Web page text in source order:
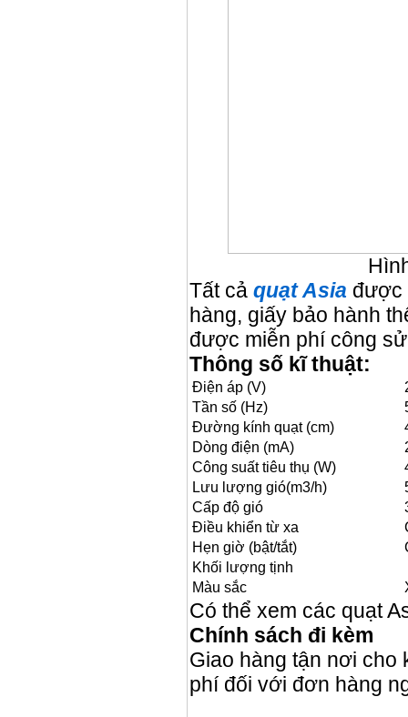
Tất cả quạt Asia được
hàng, giấy bảo hành
được miễn phí công
Thông số kĩ thuật:
Điện áp (V)
Tần số (Hz)
Đường kính quạt (cm)
Dòng điện (mA)
Công suất tiêu thụ (W)
Lưu lượng gió(m3/h)
Cấp độ gió
Điều khiển từ xa
Hẹn giờ (bật/tắt)
Khối lượng tịnh
Màu sắc
Có thể xem các quạt
Chính sách đi kèm
Giao hàng tận nơi cho
phí đối với đơn hàng